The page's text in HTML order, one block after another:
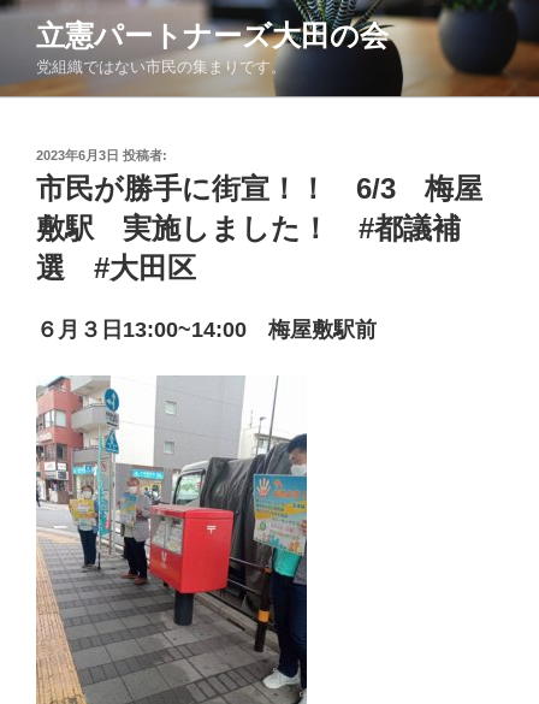
コ
ン
立憲パートナーズ大田の会
党組織ではない市民の集まりです。
投
稿
日:
2023年6月3日 投稿者:
市民が勝手に街宣！！ 6/3 梅屋
敷駅 実施しました！ #都議補
選 #大田区
６月３日13:00~14:00 梅屋敷駅前